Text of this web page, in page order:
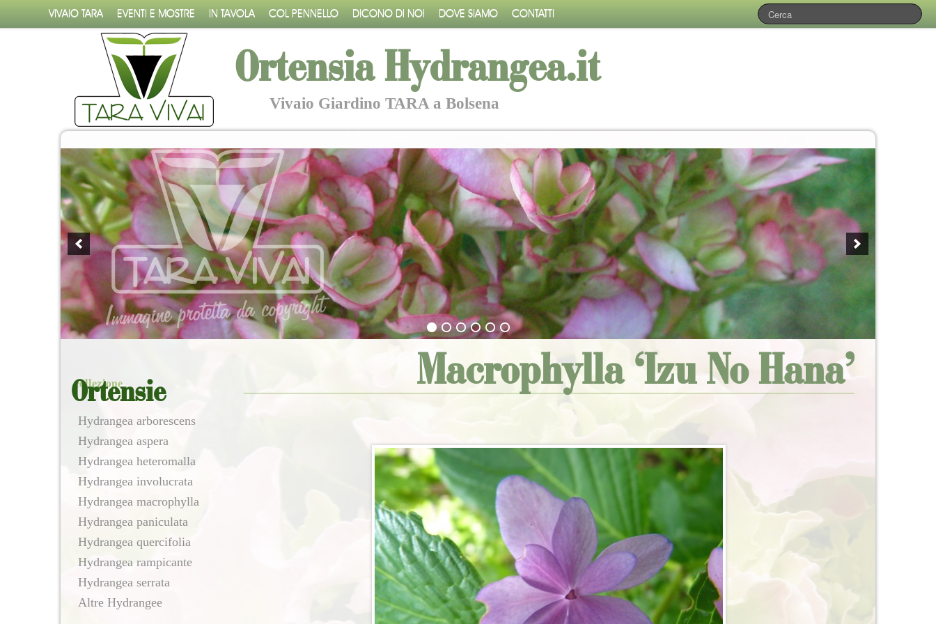
VIVAIO TARA EVENTI E MOSTRE IN TAVOLA COL PENNELLO DICONO DI NOI DOVE SIAMO CONTATTI
Ortensia Hydrangea.it
Vivaio Giardino TARA a Bolsena
Macrophylla ‘Izu No Hana’
collezione
Ortensie
Hydrangea arborescens
Hydrangea aspera
Hydrangea heteromalla
Hydrangea involucrata
Hydrangea macrophylla
Hydrangea paniculata
Hydrangea quercifolia
Hydrangea rampicante
Hydrangea serrata
Altre Hydrangee